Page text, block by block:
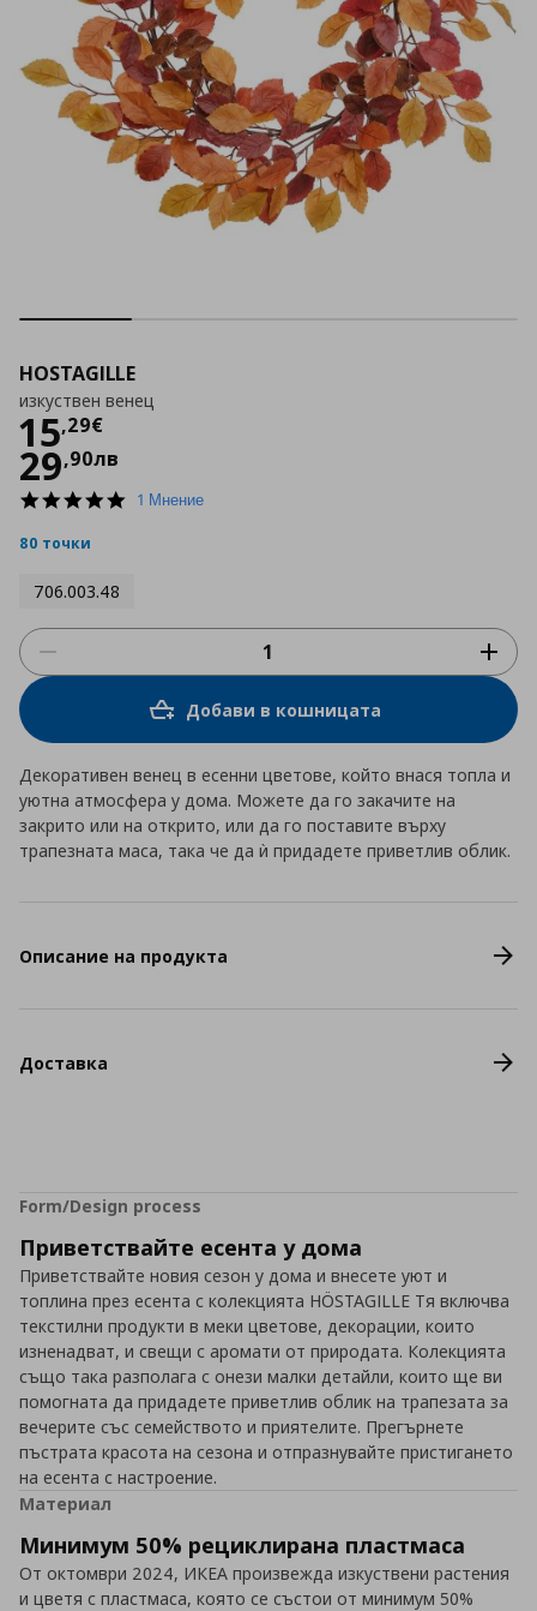
HOSTAGILLE
изкуствен венец
15,29€
Цена
29,90лв
5.01 Мнение
80 точки
706.003.48
Добави в кошницата
Декоративен венец в есенни цветове, който внася топла и
уютна атмосфера у дома. Можете да го закачите на
закрито или на открито, или да го поставите върху
трапезната маса, така че да ѝ придадете приветлив облик.
Описание на продукта
Доставка
Form/Design process
Приветствайте есента у дома
Приветствайте новия сезон у дома и внесете уют и
топлина през есента с колекцията HÖSTAGILLE Тя включва
текстилни продукти в меки цветове, декорации, които
изненадват, и свещи с аромати от природата. Колекцията
също така разполага с онези малки детайли, които ще ви
помогната да придадете приветлив облик на трапезата за
вечерите със семейството и приятелите. Прегърнете
пъстрата красота на сезона и отпразнувайте пристигането
на есента с настроение.
Материал
Минимум 50% рециклирана пластмаса
От октомври 2024, ИКЕА произвежда изкуствени растения
и цветя с пластмаса, която се състои от минимум 50%